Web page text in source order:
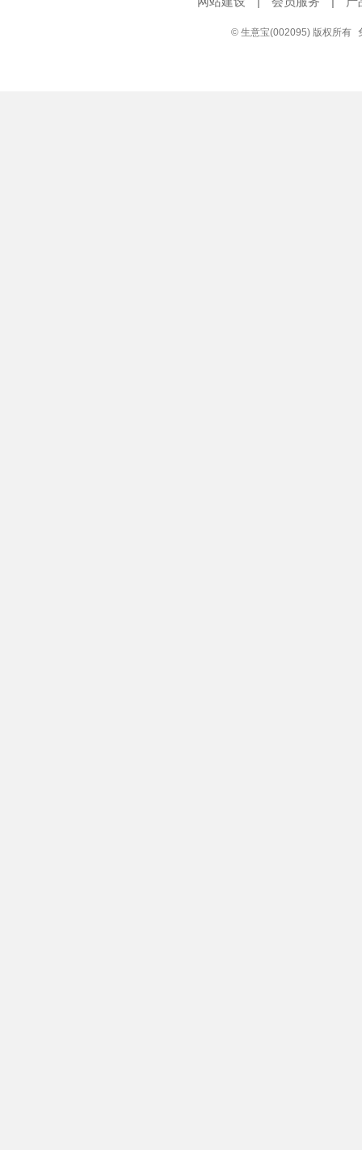
© 生意宝(002095) 版权所有